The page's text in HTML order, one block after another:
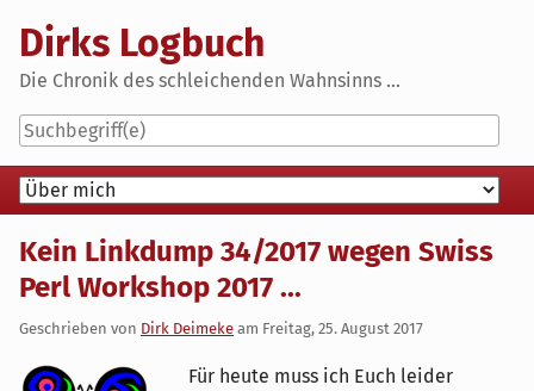
content
Dirks Logbuch
Die Chronik des schleichenden Wahnsinns ...
Navigation
Kein Linkdump 34/2017 wegen Swiss
Perl Workshop 2017 ...
Geschrieben von Dirk Deimeke am Freitag, 25. August 2017
Für heute muss ich Euch leider